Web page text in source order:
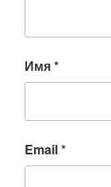
Имя*
Email*